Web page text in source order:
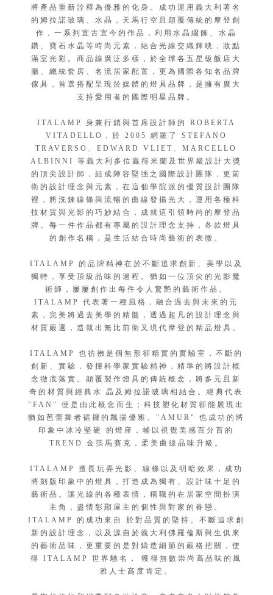
將產品重新詮釋為優雅的化身。成功運用義大利著名
的姆拉諾玻璃、水晶，天馬行空且顛覆傳統的摩登創
作，一系列宜古宜今的作品，利用水晶綴飾、水晶
鑽、寶石水晶等時尚元素，結合光線交織輝映，妝點
滿室光彩。商品線廣泛多樣，於全球各五星級飯店大
廳、總統套房、名流居家配置，更為國際各知名品牌
傢具，首選搭配呈現於媒體的燈具品牌，是擁有廣大
支持愛用者的國際明星品牌。
ITALAMP 身兼行銷與首席設計師的 ROBERTA
VITADELLO，於 2005 網羅了 STEFANO
TRAVERSO、EDWARD VLIET、MARCELLO
ALBINNI 等義大利多位贏得米蘭及世界級設計大獎
的頂尖設計師，組成陣容堅強之國際設計團隊，更前
衛的設計理念與元素，在這個學院派的優質設計團隊
裡，將洗鍊線條與流暢的曲線發揚光大，運用各種科
技材質與光影的巧妙結合，成就這引領時尚的摩登品
牌。每一件作品都有專屬的設計理念支持，各款燈具
的創作名稱，是生活結合時尚藝術的表徵。
ITALAMP 的品牌精神在於不斷追求創新、美學以及
獨特，享受頂級品味的過程。猶如一位頂尖的光影魔
術師，屢屢創作出每件令人驚艷的藝術作品。
ITALAMP 代表著一種風格，融合過去與未來的元
素，完美將過去美學的精髓，透過超凡的設計理念與
材質嚴選，造就出無比前衛又現代摩登的精品燈具。
ITALAMP 也彷彿是個無形卻精實的實驗室，不斷的
創新、實驗，發揮科學家實驗精神，精準的將設計概
念徹底落實。顛覆製作燈具的傳統概念，將多元且新
奇的材質與經典水 晶及姆拉諾玻璃相結合。經典代表
"FAN" 便是由此概念而生；科技塑化材質卻能展現出
猶如芭蕾舞者裙擺的飄揚優雅。"AMUR" 也成功的將
印象中冰冷堅硬 的燈座，輔以視覺美感百分百的
TREND 金箔馬賽克，柔美曲線品味升級。
ITALAMP 擅長玩弄光影、線條以及明暗效果，成功
將刻版印象中的燈具，打造成為獨有、設計味十足的
藝術品。讓光線的各種表情，稱職的在居家空間扮演
主角，盡情彰顯屋主的個性與對家的眷戀。
ITALAMP 的成功來自 於對品質的堅持。不斷追求創
新的設計理念，以及源自於義大利佛羅倫斯與生俱來
的藝術品味，更重要的是對鑄造細節的嚴格把關，使
得 ITALAMP 世界馳名， 獲得無數崇尚高品味的風
雅人士高度肯定。